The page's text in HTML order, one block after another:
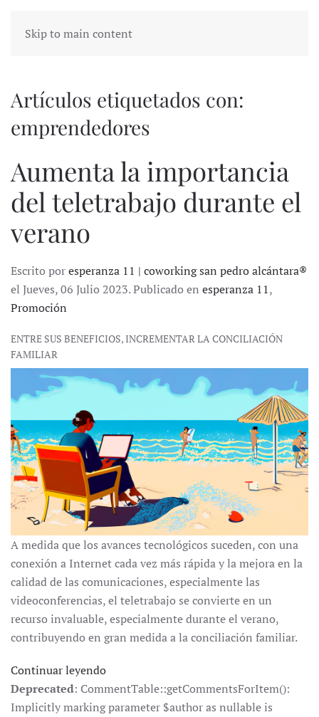
Skip to main content
Artículos etiquetados con:
emprendedores
Aumenta la importancia
del teletrabajo durante el
verano
Escrito poresperanza 11 | coworking san pedro alcántara®
el Jueves, 06 Julio 2023. Publicado en esperanza 11,
Promoción
ENTRE SUS BENEFICIOS, INCREMENTAR LA CONCILIACIÓN
FAMILIAR
A medida que los avances tecnológicos suceden, con una
conexión a Internet cada vez más rápida y la mejora en la
calidad de las comunicaciones, especialmente las
videoconferencias, el teletrabajo se convierte en un
recurso invaluable, especialmente durante el verano,
contribuyendo en gran medida a la conciliación familiar.
Continuar leyendo
Deprecated: CommentTable::getCommentsForItem():
Implicitly marking parameter $author as nullable is